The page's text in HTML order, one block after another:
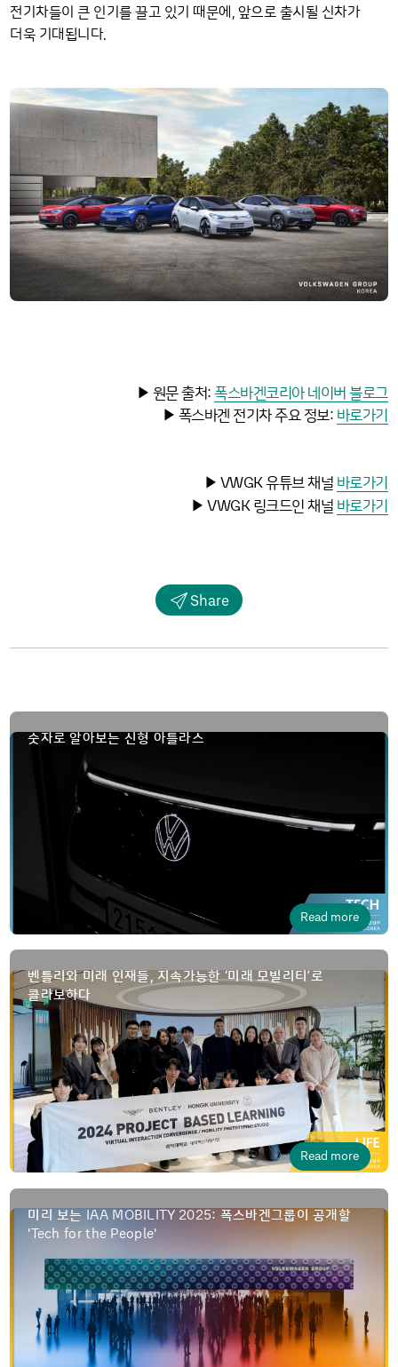
전기차들이 큰 인기를 끌고 있기 때문에, 앞으로 출시될 신차가
더욱 기대됩니다.
▶ 원문 출처:폭스바겐코리아 네이버 블로그
▶ 폭스바겐 전기차 주요 정보: 바로가기
▶ VWGK유튜브 채널 바로가기
▶VWGK링크드인 채널 바로가기
Share
숫자로 알아보는 신형 아틀라스
Read more
벤틀리와 미래 인재들, 지속가능한 ‘미래 모빌리티’로
콜라보하다
Read more
미리 보는 IAA MOBILITY 2025: 폭스바겐그룹이 공개할
'Tech for the People'